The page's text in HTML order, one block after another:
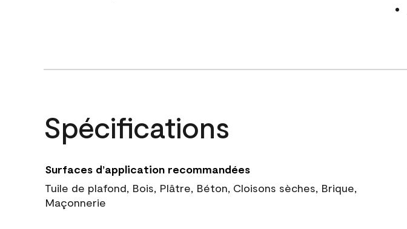
Spécifications
Surfaces d’application recommandées
Tuile de plafond, Bois, Plâtre, Béton, Cloisons sèches, Brique,
Maçonnerie